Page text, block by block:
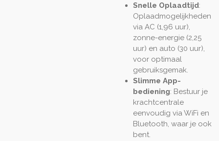
Snelle Oplaadtijd:
Oplaadmogelijkheden
via AC (1,96 uur),
zonne-energie (2,25
uur) en auto (30 uur),
voor optimaal
gebruiksgemak.
Slimme App-
bediening: Bestuur je
krachtcentrale
eenvoudig via WiFi en
Bluetooth, waar je ook
bent.